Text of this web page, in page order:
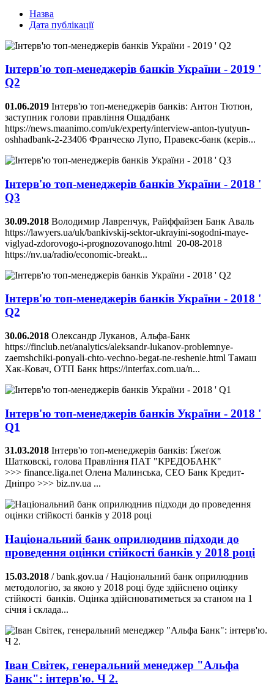
Назва
Дата публікації
Інтерв'ю топ-менеджерів банків України - 2019 '
Q2
01.06.2019 Інтерв'ю топ-менеджерів банків: Антон Тютюн,
заступник голови правління Ощадбанк
https://news.maanimo.com/uk/experty/interview-anton-tyutyun-
oshhadbank-2-23406 Франческо Лупо, Правекс-банк (керів...
Інтерв'ю топ-менеджерів банків України - 2018 '
Q3
30.09.2018 Володимир Лавренчук, Райффайзен Банк Аваль
https://lawyers.ua/uk/bankivskij-sektor-ukrayini-sogodni-maye-
viglyad-zdorovogo-i-prognozovanogo.html 20-08-2018
https://nv.ua/radio/economic-breakt...
Інтерв'ю топ-менеджерів банків України - 2018 '
Q2
30.06.2018 Олександр Луканов, Альфа-Банк
https://finclub.net/analytics/aleksandr-lukanov-problemnye-
zaemshchiki-ponyali-chto-vechno-begat-ne-reshenie.html Тамаш
Хак-Ковач, ОТП Банк https://interfax.com.ua/n...
Інтерв'ю топ-менеджерів банків України - 2018 '
Q1
31.03.2018 Інтерв'ю топ-менеджерів банків: Ґжеґож
Шатковскі, голова Правління ПАТ "КРЕДОБАНК"
>>> finance.liga.net Олена Малинська, CEO Банк Кредит-
Дніпро >>> biz.nv.ua ...
Національний банк оприлюднив підходи до
проведення оцінки стійкості банків у 2018 році
15.03.2018 / bank.gov.ua / Національний банк оприлюднив
методологію, за якою у 2018 році буде здійснено оцінку
стійкості банків. Оцінка здійснюватиметься за станом на 1
січня і склада...
Іван Світек, генеральний менеджер "Альфа
Банк": інтерв'ю. Ч 2.